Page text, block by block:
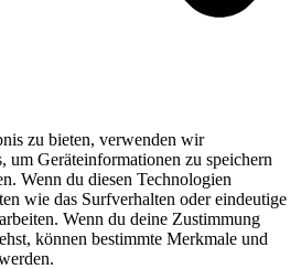
zu bieten, verwenden wir
um Geräteinformationen zu speichern
Wenn du diesen Technologien
wie das Surfverhalten oder eindeutige
Wenn du deine Zustimmung
können bestimmte Merkmale und